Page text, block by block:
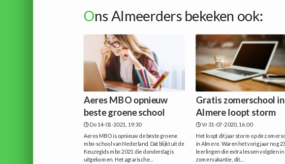
Ons Almeerders bekeken ook:
Aeres MBO opnieuw
beste groene school
Do 14-01-2021, 19:30
Aeres MBO is opnieuw de beste groene
mbo-school van Nederland. Dat blijkt uit de
Keuzegids mbo 2021 die donderdag is
uitgekomen. Het agrarische...
Gratis zomerschool in
Almere loopt storm
Vr 31-07-2020, 16:00
Het loopt dit jaar storm op de
in Almere. Waren het vorig jaar nog
leerlingen die extra lessen volgden in
zomervakantie, dit...